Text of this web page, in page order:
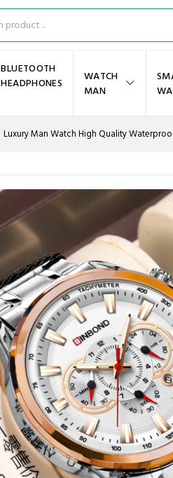
BLUETOOTH
HEADPHONES
WATCH
MAN
Luxury Man Watch High Quality